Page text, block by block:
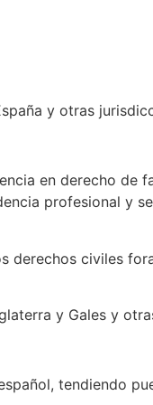
y otras
en derecho de
profesional y
derechos civiles
y Gales y
tendiendo